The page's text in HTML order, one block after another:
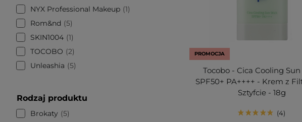
NYX Professional Makeup 1
Rom&nd
5
SKIN1004 1
TOCOBO
2
Unleashia
5
Rodzaj produktu
Brokaty
5
PROMOCJA
Tocobo - Cica Cooling
SPF50+ PA++++ - Krem z
Sztyfcie - 18g
4